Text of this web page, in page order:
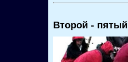
Второй -